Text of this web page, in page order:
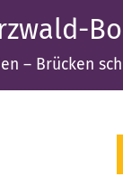
– Brücken